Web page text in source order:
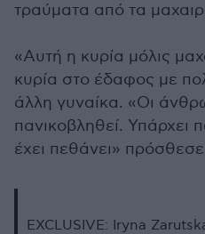
τραύματα από τα
«Αυτή η κυρία μόλις
κυρία στο έδαφος με
άλλη γυναίκα. «Οι
πανικοβληθεί. Υπάρχει
έχει πεθάνει» πρόσθεσε
EXCLUSIVE: Iryna